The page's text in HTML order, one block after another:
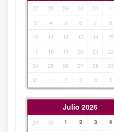
27 28 29 30 31 1
3
4 5 6 7 8
10
11 12 13 14 15
17
18 19 20 21 22
24
25 26 27 28 29
31
1 2 3 4 5
Julio 2026
29 30 1 2 3 4